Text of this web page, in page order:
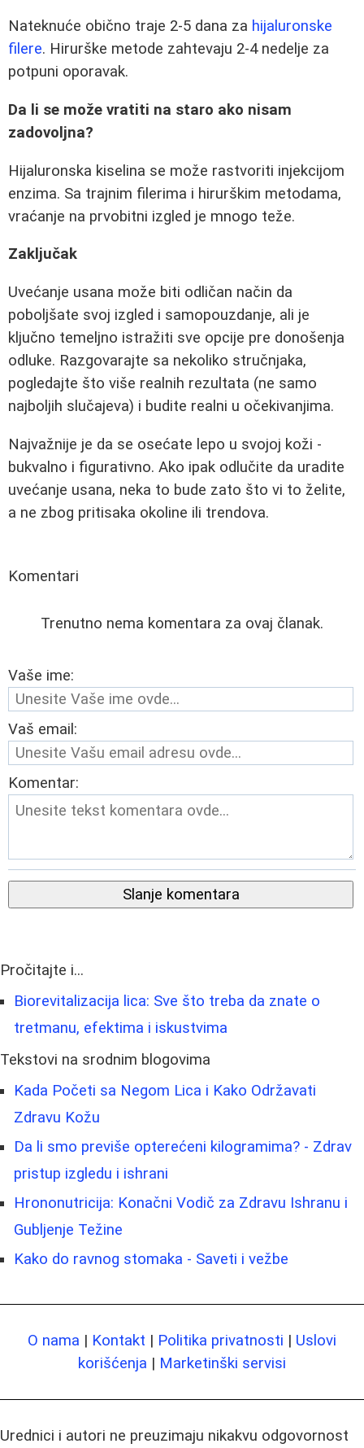
Nateknuće obično traje 2-5 dana za hijaluronske
filere. Hirurške metode zahtevaju 2-4 nedelje za
potpuni oporavak.
Da li se može vratiti na staro ako nisam
zadovoljna?
Hijaluronska kiselina se može rastvoriti injekcijom
enzima. Sa trajnim filerima i hirurškim metodama,
vraćanje na prvobitni izgled je mnogo teže.
Zaključak
Uvećanje usana može biti odličan način da
poboljšate svoj izgled i samopouzdanje, ali je
ključno temeljno istražiti sve opcije pre donošenja
odluke. Razgovarajte sa nekoliko stručnjaka,
pogledajte što više realnih rezultata (ne samo
najboljih slučajeva) i budite realni u očekivanjima.
Najvažnije je da se osećate lepo u svojoj koži -
bukvalno i figurativno. Ako ipak odlučite da uradite
uvećanje usana, neka to bude zato što vi to želite,
a ne zbog pritisaka okoline ili trendova.
Komentari
Trenutno nema komentara za ovaj članak.
Vaše ime:
Vaš email:
Komentar:
Slanje komentara
Pročitajte i...
Biorevitalizacija lica: Sve što treba da znate o
tretmanu, efektima i iskustvima
Tekstovi na srodnim blogovima
Kada Početi sa Negom Lica i Kako Održavati
Zdravu Kožu
Da li smo previše opterećeni kilogramima? - Zdrav
pristup izgledu i ishrani
Hrononutricija: Konačni Vodič za Zdravu Ishranu i
Gubljenje Težine
Kako do ravnog stomaka - Saveti i vežbe
O nama | Kontakt | Politika privatnosti | Uslovi
korišćenja | Marketinški servisi
Urednici i autori ne preuzimaju nikakvu odgovornost